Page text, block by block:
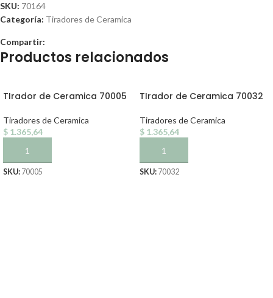
SKU: 70164
Categoría: Tiradores de Ceramica
Compartir:
Productos relacionados
TIrador de Ceramica 70005
Tiradores de Ceramica
$ 1.365,64
AÑADIR AL CARRITO
SKU: 70005
TIrador de Ceramica 70032
Tiradores de Ceramica
$ 1.365,64
AÑADIR AL CARRITO
SKU: 70032